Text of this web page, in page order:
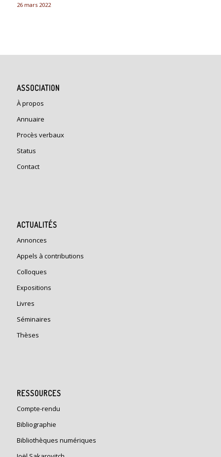
26 mars 2022
ASSOCIATION
À propos
Annuaire
Procès verbaux
Status
Contact
ACTUALITÉS
Annonces
Appels à contributions
Colloques
Expositions
Livres
Séminaires
Thèses
RESSOURCES
Compte-rendu
Bibliographie
Bibliothèques numériques